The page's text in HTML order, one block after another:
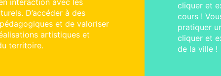
cliquer et explorer sur la saison en
cours ! Vous souhaitez visiter un lieu et
pratiquer une discipline en particulier :
cliquer et explorer tous les lieux culturels
de la ville !